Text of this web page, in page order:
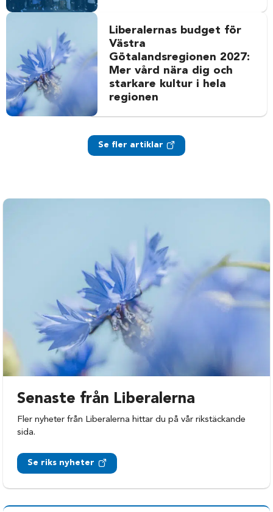
Liberalernas budget för
Västra
Götalandsregionen 2027:
Mer vård nära dig och
starkare kultur i hela
regionen
Se fler artiklar
Senaste från Liberalerna
Fler nyheter från Liberalerna hittar du på vår rikstäckande
sida.
Se riks nyheter